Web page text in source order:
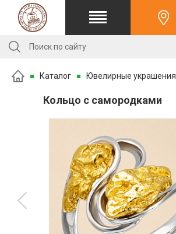
Каталог Ювелирные украшения
Кольцо с самородками